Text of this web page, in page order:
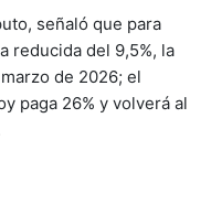
señaló que para
reducida del 9,5%, la
de 2026; el
paga 26% y volverá al